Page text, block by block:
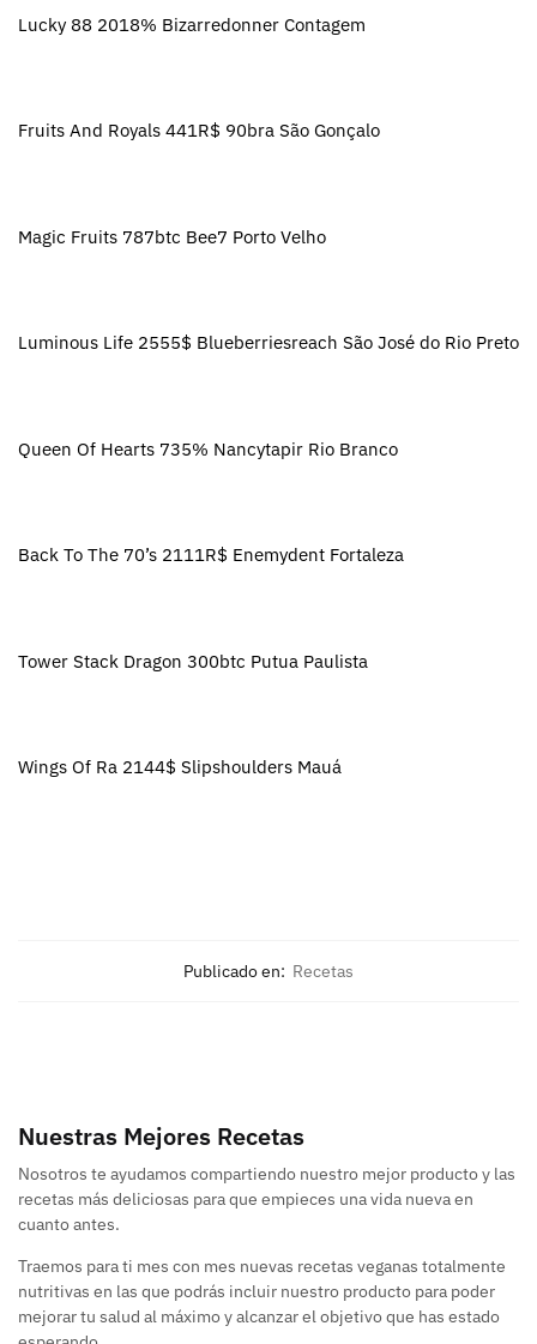
Lucky 88 2018% Bizarredonner Contagem
Fruits And Royals 441R$ 90bra São Gonçalo
Magic Fruits 787btc Bee7 Porto Velho
Luminous Life 2555$ Blueberriesreach São José do Rio Preto
Queen Of Hearts 735% Nancytapir Rio Branco
Back To The 70’s 2111R$ Enemydent Fortaleza
Tower Stack Dragon 300btc Putua Paulista
Wings Of Ra 2144$ Slipshoulders Mauá
Publicado en: Recetas
Nuestras Mejores Recetas
Nosotros te ayudamos compartiendo nuestro mejor producto y las
recetas más deliciosas para que empieces una vida nueva en
cuanto antes.
Traemos para ti mes con mes nuevas recetas veganas totalmente
nutritivas en las que podrás incluir nuestro producto para poder
mejorar tu salud al máximo y alcanzar el objetivo que has estado